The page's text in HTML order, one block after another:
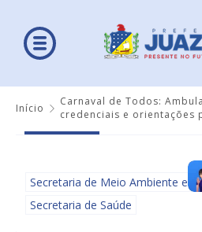
Início
Carnaval de Todos:
credenciais e orientações
Secretaria de Meio Ambiente e
Secretaria de Saúde